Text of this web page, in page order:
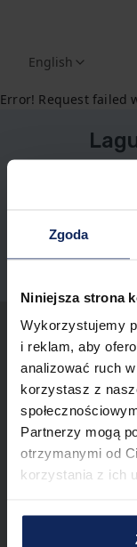
Zgoda
Niniejsza strona
Wykorzystujemy
i reklam, aby
analizować ruch
korzystasz z
Partnerzy mogą
otrzymanymi od
korzystania z ich
English
Error! Request failed